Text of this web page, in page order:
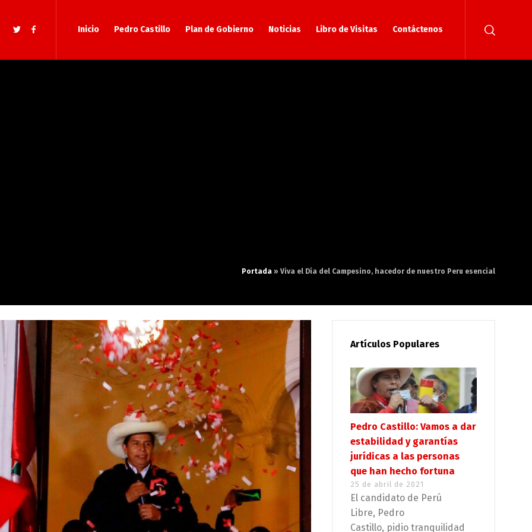
Inicio Pedro Castillo Plan de Gobierno Noticias Libro de Visitas Contáctenos
Portada » Viva el Día del Campesino, hacedor de nuestro Peru esencial
Artículos Populares
Pedro Castillo: Vamos a dar
estabilidad y garantías
jurídicas a las personas
que han hecho fortuna
25 de abril de 2021
El candidato de Perú
Libre, Pedro
Castillo, pidio tranquilidad